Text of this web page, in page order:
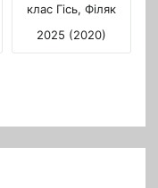
клас Гісь, Філяк
2025 (2020)